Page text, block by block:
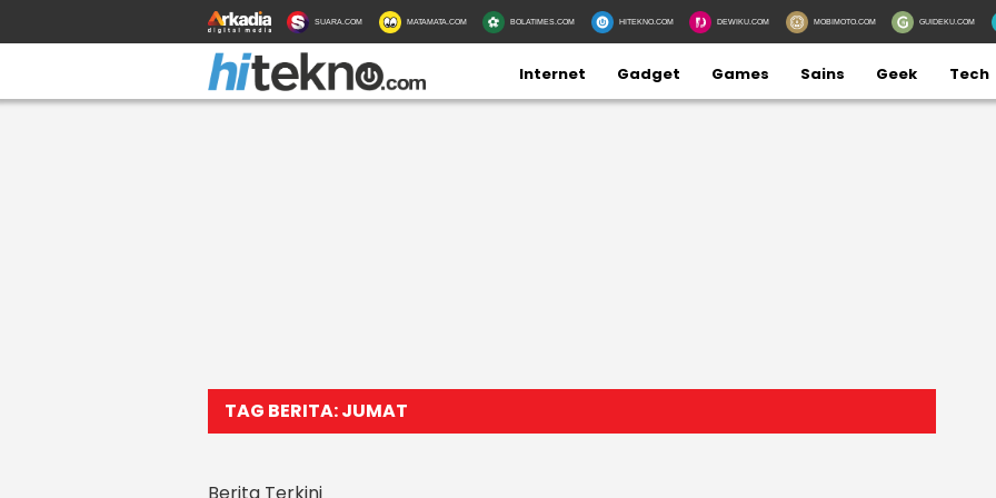
SUARA.COM MATAMATA.COM BOLATIMES.COM HITEKNO.COM DEWIKU.COM MOBIMOTO.COM GUIDEKU.COM
Internet Gadget Games Sains Geek Tech
TAG BERITA: JUMAT